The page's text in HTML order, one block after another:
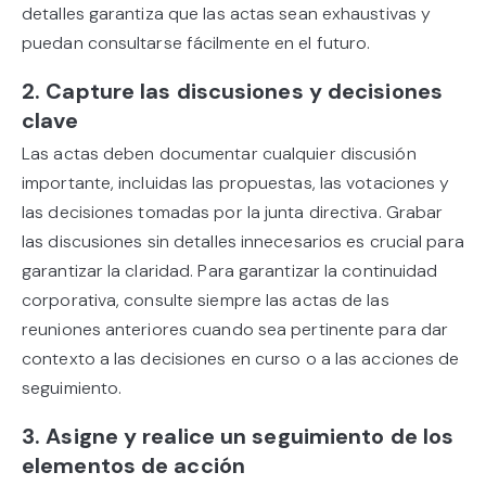
detalles garantiza que las actas sean exhaustivas y
puedan consultarse fácilmente en el futuro.
2. Capture las discusiones y decisiones
clave
Las actas deben documentar cualquier discusión
importante, incluidas las propuestas, las votaciones y
las decisiones tomadas por la junta directiva. Grabar
las discusiones sin detalles innecesarios es crucial para
garantizar la claridad. Para garantizar la continuidad
corporativa, consulte siempre las actas de las
reuniones anteriores cuando sea pertinente para dar
contexto a las decisiones en curso o a las acciones de
seguimiento.
3. Asigne y realice un seguimiento de los
elementos de acción